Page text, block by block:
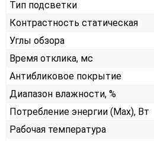
Тип подсветки
Контрастность статическая
Углы обзора
Время отклика, мс
Антибликовое покрытие
Диапазон влажности, %
Потребление энергии (Max), Вт
Рабочая температура